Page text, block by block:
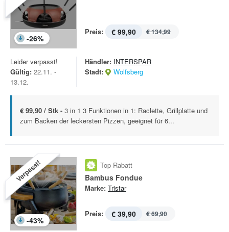
-26%
Preis: € 99,90 € 134,99
Leider verpasst!
Gültig: 22.11. -
13.12.
Händler: INTERSPAR
Stadt:
Wolfsberg
€ 99,90 / Stk - 3 in 1 3 Funktionen in 1: Raclette, Grillplatte und
zum Backen der leckersten Pizzen, geeignet für 6...
Verpasst!
-43%
Top Rabatt
Bambus Fondue
Marke: Tristar
Preis: € 39,90 € 69,90